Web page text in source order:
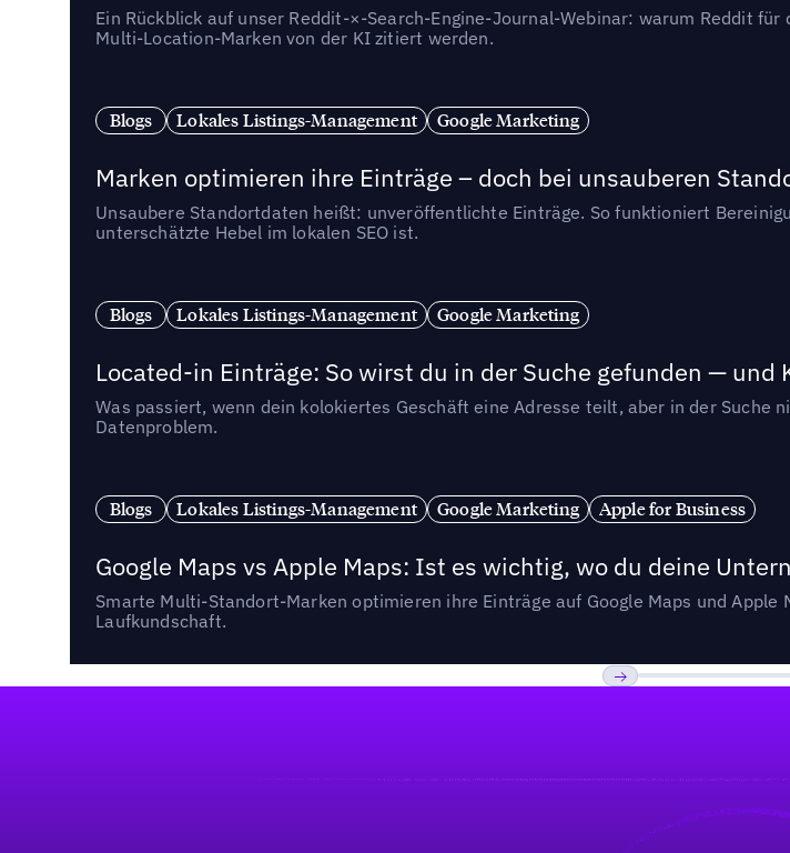
Ein Rückblick auf unser Reddit-×-Search-Engine-Journal-Webinar: warum Reddit
Multi-Location-Marken von der KI zitiert werden.
Blogs Lokales Listings-Management Google Marketing
Marken optimieren ihre Einträge – doch bei unsauberen
Unsaubere Standortdaten heißt: unveröffentlichte Einträge. So funktioniert
unterschätzte Hebel im lokalen SEO ist.
Blogs Lokales Listings-Management Google Marketing
Located-in Einträge: So wirst du in der Suche gefunden — und
Was passiert, wenn dein kolokiertes Geschäft eine Adresse teilt, aber in der
Datenproblem.
Blogs Lokales Listings-Management Google Marketing Apple for Business
Google Maps vs Apple Maps: Ist es wichtig, wo du deine
Smarte Multi-Standort-Marken optimieren ihre Einträge auf Google Maps und
Laufkundschaft.